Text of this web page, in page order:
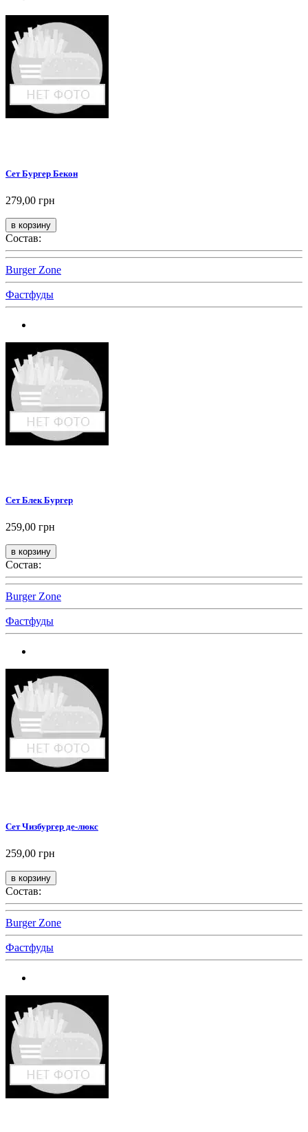
Сет Бургер Бекон
279,00 грн
Состав:
Burger Zone
Фастфуды
Сет Блек Бургер
259,00 грн
Состав:
Burger Zone
Фастфуды
Сет Чизбургер де-люкс
259,00 грн
Состав:
Burger Zone
Фастфуды